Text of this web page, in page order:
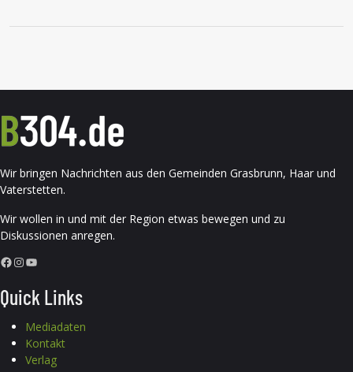
Wir bringen Nachrichten aus den Gemeinden Grasbrunn, Haar und
Vaterstetten.
Wir wollen in und mit der Region etwas bewegen und zu
Diskussionen anregen.
Facebook InstagramYouTube
Quick Links
Mediadaten
Kontakt
Verlag